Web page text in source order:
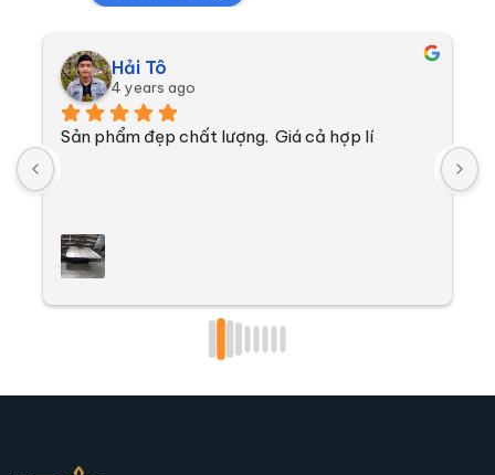
Hải Tô
4 years ago
Sản phẩm đẹp chất lượng.  Giá cả hợp lí